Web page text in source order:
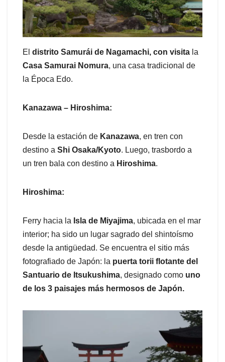
El distrito Samurái de Nagamachi, con visita la
Casa Samurai Nomura, una casa tradicional de
la Época Edo.
Kanazawa – Hiroshima:
Desde la estación de Kanazawa, en tren con
destino a Shi Osaka/Kyoto. Luego, trasbordo a
un tren bala con destino a Hiroshima.
Hiroshima:
Ferry hacia la Isla de Miyajima, ubicada en el mar
interior; ha sido un lugar sagrado del shintoísmo
desde la antigüedad. Se encuentra el sitio más
fotografiado de Japón: la puerta torii flotante del
Santuario de Itsukushima, designado como uno
de los 3 paisajes más hermosos de Japón.